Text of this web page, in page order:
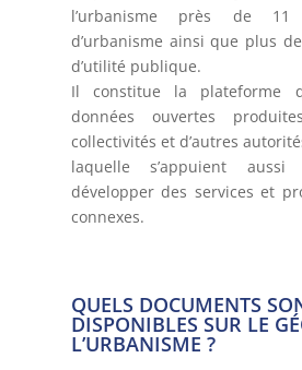
l’urbanisme près de 11
d’urbanisme ainsi que plus
d’utilité publique.
Il constitue la plateforme
données ouvertes
collectivités et d’autres
laquelle s’appuient
développer des services et
connexes.
QUELS DOCUMENTS
DISPONIBLES SUR LE
L’URBANISME ?